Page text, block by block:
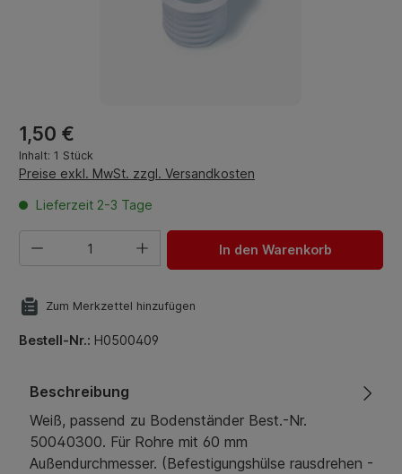
Regulärer Preis:
1,50 €
Inhalt: 1 Stück
Preise exkl. MwSt. zzgl. Versandkosten
Lieferzeit 2-3 Tage
Produkt Anzahl: Gib den gewünschten Wert ein oder
In den Warenkorb
Zum Merkzettel hinzufügen
Bestell-Nr.: H0500409
Beschreibung
Weiß, passend zu Bodenständer Best.-Nr.
50040300. Für Rohre mit 60 mm
Außendurchmesser. (Befestigungshülse rausdrehen -